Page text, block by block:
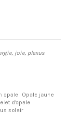
joie, plexus
opale
Opale jaune
d'opale
solair